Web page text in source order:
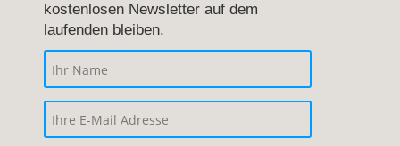
kostenlosen Newsletter auf dem
laufenden bleiben.